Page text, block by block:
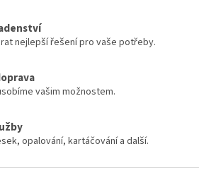
r
v
ý
s
u
nejlepší řešení pro vaše potřeby.
vašim možnostem.
opalování, kartáčování a další.